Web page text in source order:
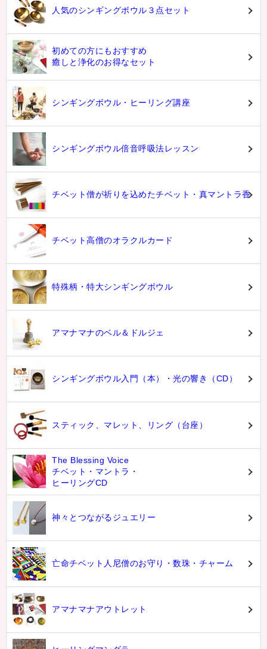
人気のシンギングボウル３点セット
初めての方にもおすすめ
癒しと浄化のお得なセット
シンギングボウル・ヒーリング講座
シンギングボウル倍音呼吸法レッスン
チベット僧が祈りを込めたチベット・真マントラ香
チベット高僧のオラクルカード
特殊柄・特大シンギングボウル
アマナマナのベル＆ドルジェ
シンギングボウル入門（本）・光の響き（CD）
スティック、マレット、リング（台座）
The Blessing Voice
チベット・マントラ・
ヒーリングCD
神々とつながるジュエリー
亡命チベット人尼僧のお守り・数珠・チャーム
アマナマナアウトレット